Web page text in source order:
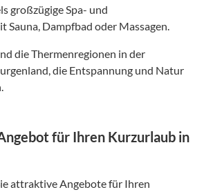
großzügige Spa- und
Sauna, Dampfbad oder Massagen.
die Thermenregionen in der
die Entspannung und Natur
für Ihren Kurzurlaub in
attraktive Angebote für Ihren